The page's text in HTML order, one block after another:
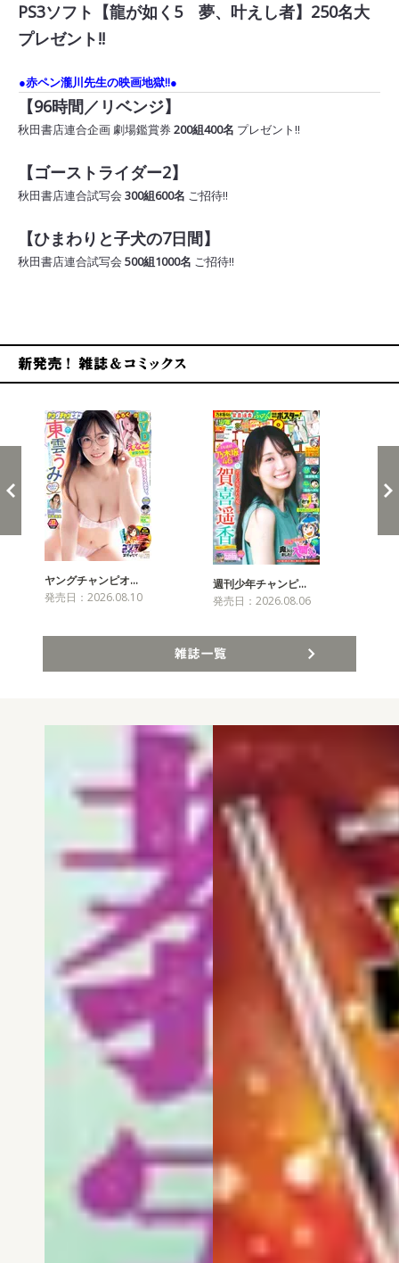
PS3ソフト【龍が如く5 夢、叶えし者】250名大
プレゼント!!
●赤ペン瀧川先生の映画地獄!!●
【96時間／リベンジ】
秋田書店連合企画 劇場鑑賞券200組400名 プレゼント!!
【ゴーストライダー2】
秋田書店連合試写会 300組600名 ご招待!!
【ひまわりと子犬の7日間】
秋田書店連合試写会 500組1000名 ご招待!!
ヤングチャンピオ…
発売日：2026.08.10
週刊少年チャンピ…
発売日：2026.08.06